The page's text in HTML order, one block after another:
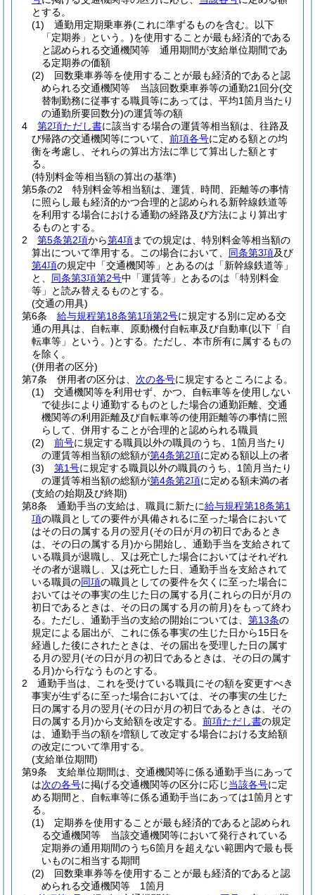
とする。
(1)
通勤用定期乗車券(これに準ずるものを含む。以下
「定期券」という。)を使用することが最も経済的である
と認められる交通機関等 通用期間が支給単位期間であ
る定期券の価額
(2)
回数乗車券等を使用することが最も経済的であると認
められる交通機関等 当該回数乗車券等の通勤21回分(交
替制勤務に従事する職員等にあっては、平均1箇月当たり
の通勤所要回数分)の運賃等の額
4
第2項ただし書に該当する場合の運賃等相当額は、往路及
び帰路の交通機関等について、 前項各号に定める額との均
衡を考慮し、それらの算出方法に準じて算出した額とす
る。
(特別料金等相当額の算出の基準)
第5条の2
特別料金等相当額は、運賃、時間、距離等の事情
に照らし最も経済的かつ合理的と認められる新幹線鉄道等
を利用する場合における通勤の経路及び方法により算出す
るものとする。
2
第5条第2項から第4項までの規定は、特別料金等相当額の
算出について準用する。
この場合において、 同条第3項及び
第4項の規定中「交通機関等」とあるのは「新幹線鉄道等」
と、 同条第3項第2号中「運賃等」とあるのは「特別料金
等」と読み替えるものとする。
(交通の用具)
第6条
給与規程第18条第1項第2号に規定する別に定める交
通の用具は、自転車、原動機付自転車及び自動車(以下「自
転車等」という。)とする。 ただし、本市所有に属するもの
を除く。
(併用者の区分)
第7条
併用者の区分は、 次の各号に規定するところによる。
(1)
交通機関等を利用せず、かつ、自転車等を使用しない
で徒歩により通勤するものとした場合の通勤距離、交通
機関等の利用距離及び自転車等の使用距離等の事情に照
らして、併用することが合理的と認められる職員
(2)
前号に規定する職員以外の職員のうち、1箇月当たり
の運賃等相当額の総額が第4条第2項に定める額以上の者
(3)
第1号に規定する職員以外の職員のうち、1箇月当たり
の運賃等相当額の総額が第4条第2項に定める額未満の者
(支給の始期及び終期)
第8条
通勤手当の支給は、職員に新たに給与規程第18条第1
項の職員としての要件が具備されるに至った場合において
はその日の属する月の翌月(その日が月の初日であるとき
は、その日の属する月)から開始し、通勤手当を支給されて
いる職員が退職し、又は死亡した場合においてはそれぞれ
その者が退職し、又は死亡した日、通勤手当を支給されて
いる職員の同項の職員としての要件を欠くに至った場合に
おいてはその事実の生じた日の属する月(これらの日が月の
初日であるときは、その日の属する月の前月)をもって終わ
る。 ただし、通勤手当の支給の開始については、 第13条の
規定による届出が、これに係る事実の生じた日から15日を
経過した後にされたときは、その届出を受理した日の属す
る月の翌月(その日が月の初日であるときは、その日の属す
る月)から行なうものとする。
2
通勤手当は、これを受けている職員にその額を変更すべき
事実が生ずるに至った場合においては、その事実の生じた
日の属する月の翌月(その日が月の初日であるときは、その
日の属する月)から支給額を改定する。 前項ただし書の規定
は、通勤手当の額を増額して改定する場合における支給額
の改定について準用する。
(支給単位期間)
第9条
支給単位期間は、交通機関等に係る通勤手当にあって
は次の各号に掲げる交通機関等の区分に応じ当該各号に定
める期間と、自転車等に係る通勤手当にあっては1箇月とす
る。
(1)
定期券を使用することが最も経済的であると認められ
る交通機関等 当該交通機関等において発行されている
定期券の通用期間のうち6箇月を超えない範囲内で最も長
いものに相当する期間
(2)
回数乗車券等を使用することが最も経済的であると認
められる交通機関等 1箇月